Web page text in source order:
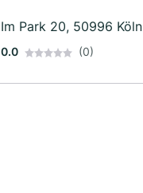
Im Park 20, 50996 Köln
0.0 (0)